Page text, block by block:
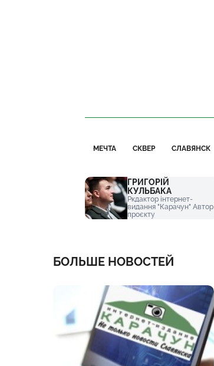
МЕЧТА СКВЕР СЛАВЯНСК
ГРИГОРІЙ
КУЛЬБАКА
Ркдактор інтернет-
видання "Карачун" Автор
проєкту
БОЛЬШЕ НОВОСТЕЙ